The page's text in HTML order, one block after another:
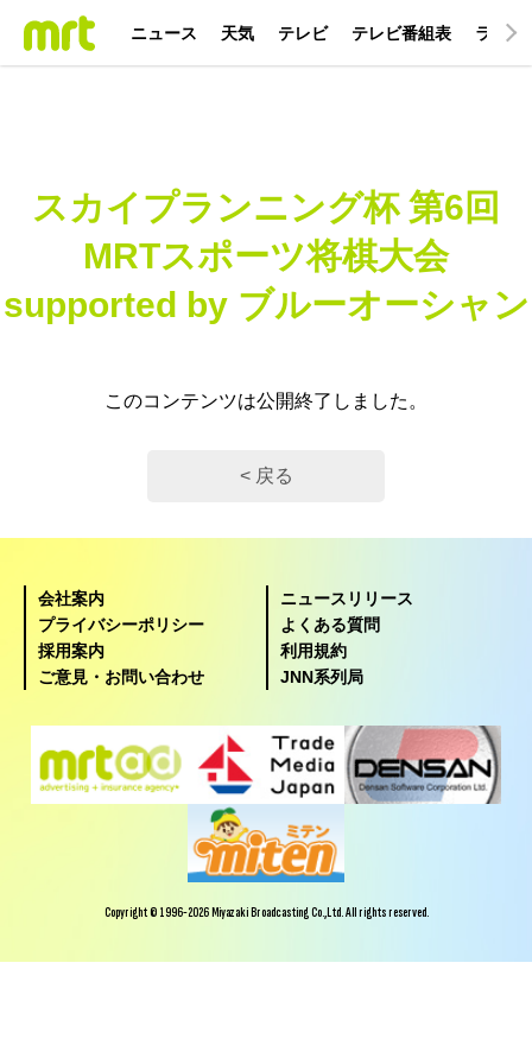
ニュース 天気 テレビ テレビ番組表 ラジオ
スカイプランニング杯 第6回
MRTスポーツ将棋大会
supported by ブルーオーシャン
このコンテンツは公開終了しました。
< 戻る
会社案内
ニュースリリース
プライバシーポリシー
よくある質問
採用案内
利用規約
ご意見・お問い合わせ
JNN系列局
Copyright © 1996-2026 Miyazaki Broadcasting Co.,Ltd. All rights reserved.